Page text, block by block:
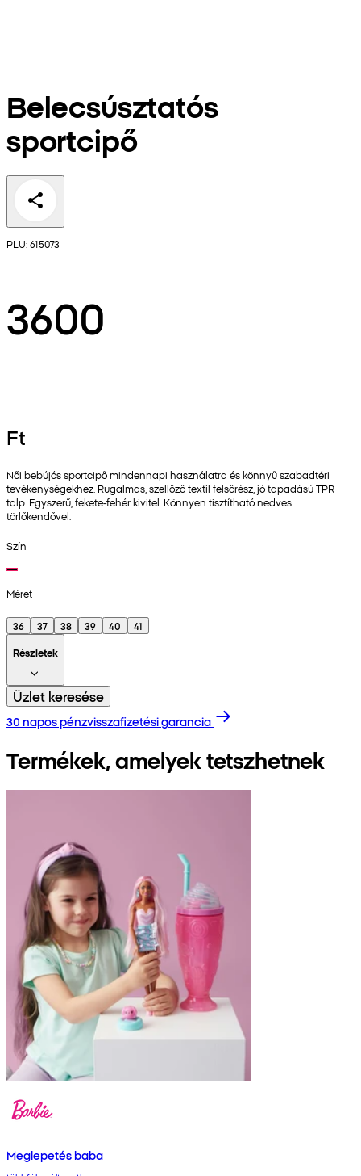
Belecsúsztatós
sportcipő
PLU: 615073
3600
Ft
Női bebújós sportcipő mindennapi használatra és könnyű szabadtéri
tevékenységekhez. Rugalmas, szellőző textil felsőrész, jó tapadású TPR
talp. Egyszerű, fekete-fehér kivitel. Könnyen tisztítható nedves
törlőkendővel.
Szín
Méret
36 37 38 39 40
41
Részletek
Üzlet keresése
30 napos pénzvisszafizetési garancia
Termékek, amelyek tetszhetnek
Meglepetés baba